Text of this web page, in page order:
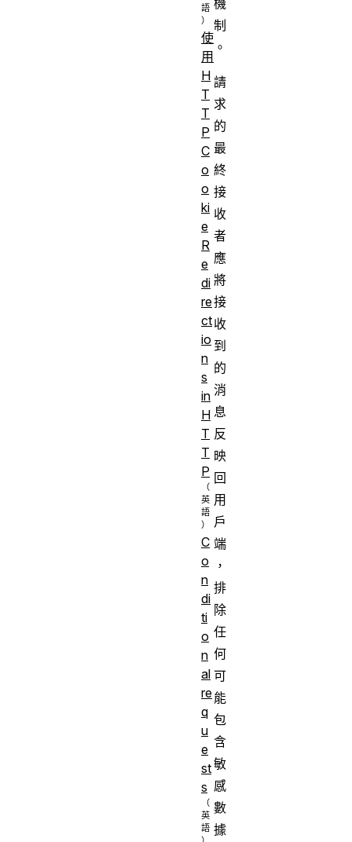
制
。
請
求
的
最
終
接
收
者
應
將
接
收
到
的
消
息
反
映
回
用
戶
端
，
排
除
任
何
可
能
包
含
敏
感
數
據
使
用
H
T
T
P
C
o
o
ki
e
R
e
di
re
ct
io
n
s
in
H
T
T
P
C
o
n
di
ti
o
n
al
re
q
u
e
st
s